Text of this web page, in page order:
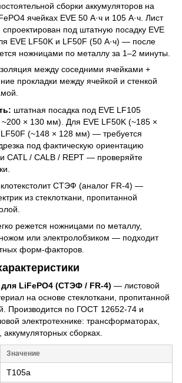
сборки аккумуляторов на
ячейках EVE 50 А·ч и 105 А·ч. Лист
под штатную посадку EVE
EVE LF50K и LF50F (50 А·ч) — после
ножницами по металлу за 1–2 минуты.
между соседними ячейками +
прокладки между ячейкой и стенкой
штатная посадка под EVE LF105
~200 × 130 мм). Для EVE LF50K (~185 ×
(~148 × 128 мм) — требуется
под фактическую ориентацию
CATL / CALB / REPT — проверяйте
СТЭФ (аналог FR-4) —
из стеклоткани, пропитанной
режется ножницами по металлу,
или электролобзиком — подходит
форм-факторов.
для LiFePO4 (СТЭФ / FR-4) — листовой
на основе стеклоткани, пропитанной
Производится по ГОСТ 12652-74 и
электротехнике: трансформаторах,
сборках.
Значение
T105a